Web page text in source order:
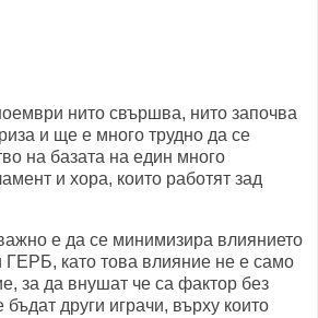
нито свършва, нито започва
и ще е много трудно да се
на базата на един много
и хора, които работят зад
е да се минимизира влиянието
ГЕРБ, като това влияние не е само
за да внушат че са фактор без
други играчи, върху които